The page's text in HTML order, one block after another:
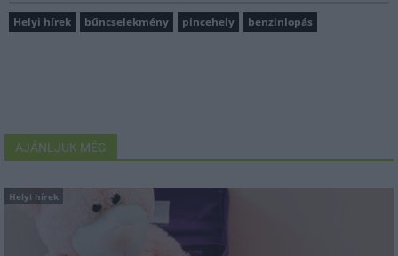
Helyi hírek bűncselekmény pincehely benzinlopás
AJÁNLJUK MÉG
Helyi hírek